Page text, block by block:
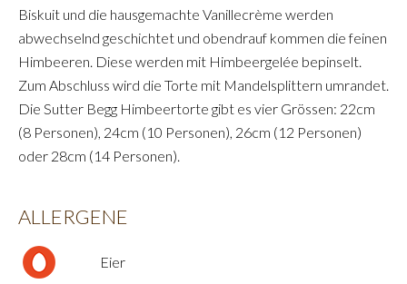
Biskuit und die hausgemachte Vanillecrème werden
abwechselnd geschichtet und obendrauf kommen die feinen
Himbeeren. Diese werden mit Himbeergelée bepinselt.
Zum Abschluss wird die Torte mit Mandelsplittern umrandet.
Die Sutter Begg Himbeertorte gibt es vier Grössen: 22cm
(8 Personen), 24cm (10 Personen), 26cm (12 Personen)
oder 28cm (14 Personen).
ALLERGENE
Eier